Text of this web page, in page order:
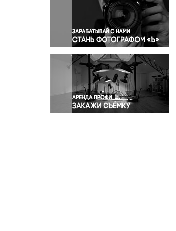
Политика
Правосудие
Происшествия и конфликты
Религия
Светская жизнь
Спорт
Экология
Экономика и бизнес